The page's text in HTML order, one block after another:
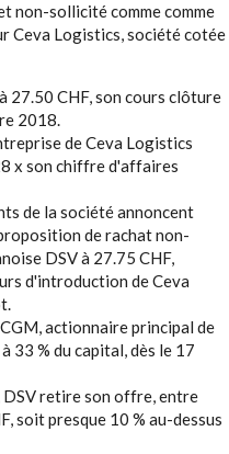
non-sollicité comme comme
Ceva Logistics, société cotée
27.50 CHF, son cours clôture
2018.
de Ceva Logistics
x son chiffre d'affaires
de la société annoncent
de rachat non-
DSV à 27.75 CHF,
d'introduction de Ceva
actionnaire principal de
33 % du capital, dès le 17
retire son offre, entre
soit presque 10 % au-dessus